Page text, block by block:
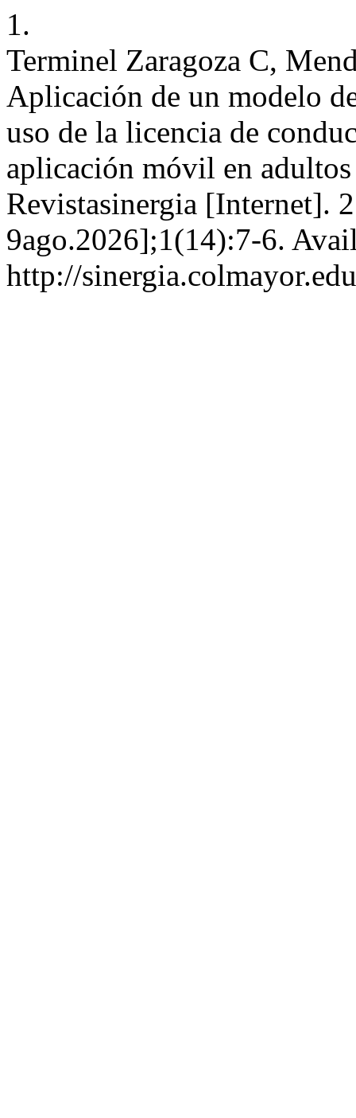
1.
Terminel Zaragoza C,
Aplicación de un modelo
uso de la licencia de
aplicación móvil en
Revistasinergia [Internet].
9ago.2026];1(14):7-6.
http://